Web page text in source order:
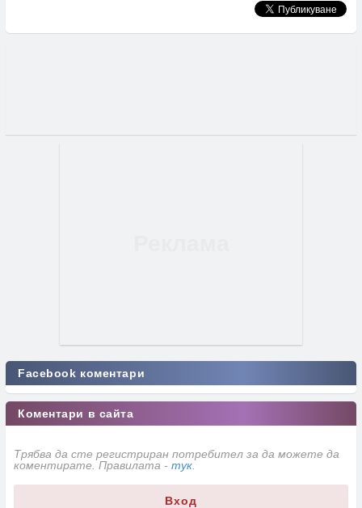
Facebook коментари
Коментари в сайта
Трябва да сте регистриран потребител за да можете да
коментирате. Правилата - тук
Вход